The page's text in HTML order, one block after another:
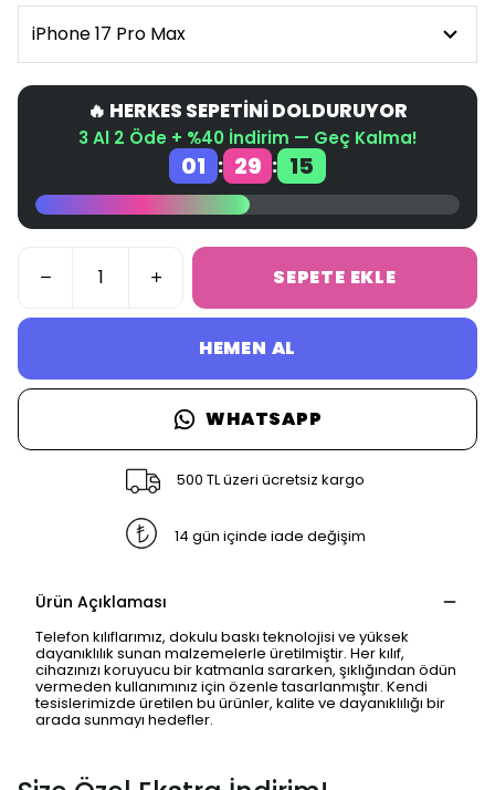
🔥 HERKES SEPETİNİ DOLDURUYOR
3 Al 2 Öde + %40 İndirim — Geç Kalma!
01 : 29 : 14
SEPETE EKLE
HEMEN AL
WHATSAPP
500 TL üzeri ücretsiz kargo
14 gün içinde iade değişim
Ürün Açıklaması
Telefon kılıflarımız, dokulu baskı teknolojisi ve yüksek
dayanıklılık sunan malzemelerle üretilmiştir. Her kılıf,
cihazınızı koruyucu bir katmanla sararken, şıklığından ödün
vermeden kullanımınız için özenle tasarlanmıştır. Kendi
tesislerimizde üretilen bu ürünler, kalite ve dayanıklılığı bir
arada sunmayı hedefler.
SAFARİ GİZLİ SEKME